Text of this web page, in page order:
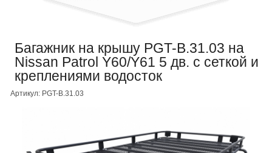
Багажник на крышу PGT-B.31.03 на
Nissan Patrol Y60/Y61 5 дв. с сеткой и
креплениями водосток
Артикул: PGT-B.31.03